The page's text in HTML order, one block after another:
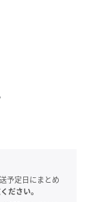
予定日にまとめ
ださい。